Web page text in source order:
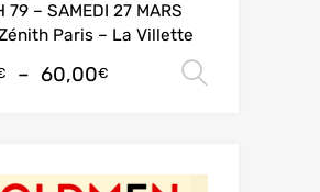
79 – SAMEDI 27 MARS
Paris – La Villette
– 60,00€